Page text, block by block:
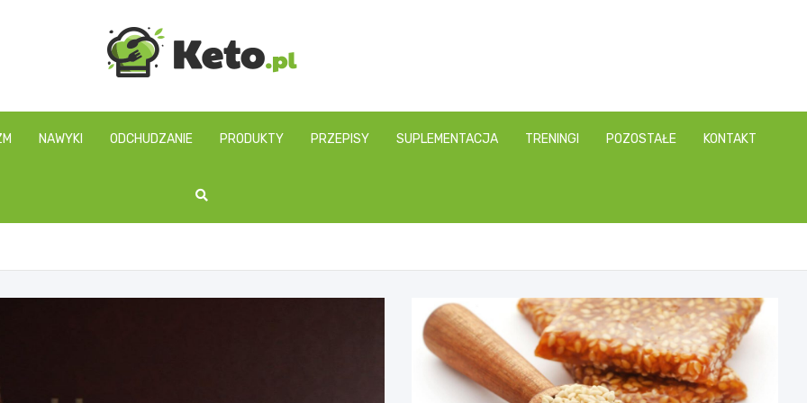
keto.pl
NAWYKI ODCHUDZANIE PRODUKTY PRZEPISY SUPLEMENTACJA TRENINGI POZOSTAŁE KONTAKT